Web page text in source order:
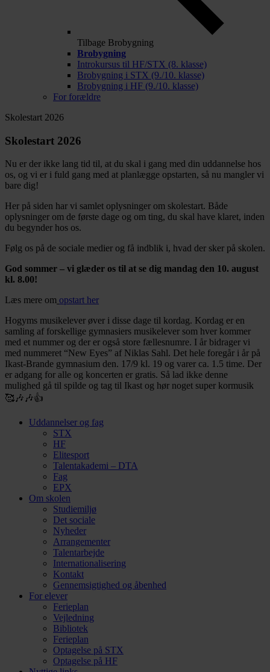
Tilbage Brobygning
Brobygning
Introkursus til HF/STX (8. klasse)
Brobygning i STX (9./10. klasse)
Brobygning i HF (9./10. klasse)
For forældre
Skolestart 2026
Skolestart 2026
Nu er der ikke lang tid til, at du skal i gang med din uddannelse hos
os, og vi er i fuld gang med at planlægge opstarten, så nu mangler vi
bare dig!
Her på siden har vi samlet oplysninger om skolestart. Både
oplysninger om de første dage og om ting, du skal have klaret, inden
du begynder hos os.
Følg os på de sociale medier og få indblik i, hvad der sker på skolen.
God sommer – vi glæder os til at se dig mandag den 10. august
kl. 8.00!
Læs mere om opstart her
Hogyms musikelever øver i disse dage til kordag. Kordag er en
samling af forskellige gymnasiers musikelever som hver kommer
med et nummer og der er også store fællesnumre. I år bidrager vi
med nummeret “New Eyes” af Niklas Sahl. Det hele foregår i år på
Ikast-Brande gymnasium den. 17/9 kl. 19 og varer ca. 1.5 time. Der
er adgang for alle og koncerten er gratis. Så lad ikke denne
mulighed gå til spilde og tag til Ikast og hør noget super kormusik
🥰🎶🎶👍
Uddannelser og fag
STX
HF
Elitesport
Talentakademi – DTA
Fag
EPX
Om skolen
Studiemiljø
Det sociale
Nyheder
Arrangementer
Talentarbejde
Internationalisering
Kontakt
Gennemsigtighed og åbenhed
For elever
Ferieplan
Vejledning
Bibliotek
Ferieplan
Optagelse på STX
Optagelse på HF